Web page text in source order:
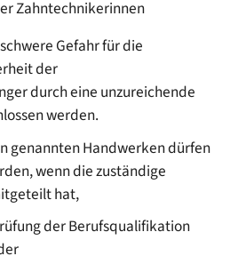
Zahntechnikerinnen
Gefahr für die
der
durch eine unzureichende
werden.
genannten Handwerken dürfen
wenn die zuständige
hat,
der Berufsqualifikation